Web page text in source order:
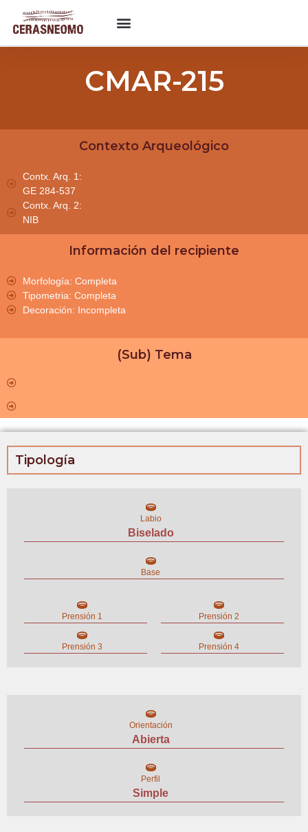
CMAR-215
Contexto Arqueológico
Contx. Arq. 1:
GE 284-537
Contx. Arq. 2:
NIB
Información del recipiente
Morfología: Completa
Tipometria: Completa
Decoración: Incompleta
(Sub) Tema
Tipología
Labio
Biselado
Base
Prensión 1 Prensión 2
Prensión 3 Prensión 4
Orientación
Abierta
Perfil
Simple